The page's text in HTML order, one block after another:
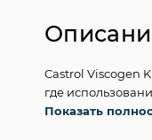
Castrol Viscogen
где
базовых масел,
Показать